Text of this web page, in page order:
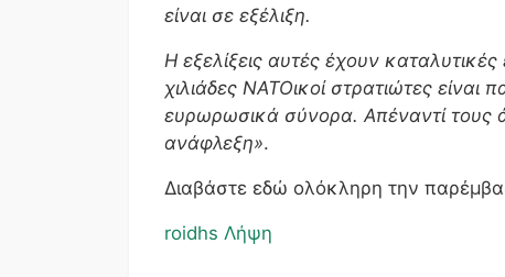
είναι σε εξέλιξη.
Η εξελίξεις αυτές έχουν
χιλιάδες ΝΑΤΟικοί στρατιώτες
ευρωρωσικά σύνορα. Απέναντί τους
ανάφλεξη».
Διαβάστε εδώ ολόκληρη την
roidhs Λήψη